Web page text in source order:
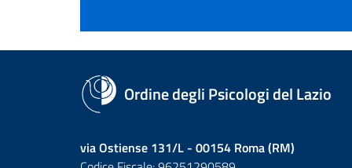
Ordine degli Psicologi del Lazio
via Ostiense 131/L - 00154 Roma (RM)